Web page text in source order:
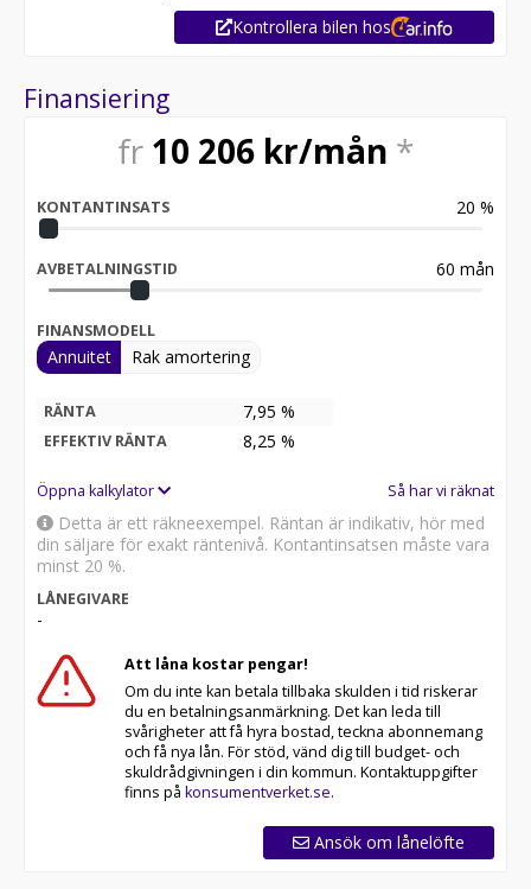
Kontrollera bilen hos
Finansiering
fr 10 206 kr/mån *
KONTANTINSATS 20 %
AVBETALNINGSTID 60 mån
FINANSMODELL
Annuitet Rak amortering
RÄNTA 7,95 %
EFFEKTIV RÄNTA 8,25 %
Öppna kalkylator Så har vi räknat
Detta är ett räkneexempel. Räntan är indikativ, hör med
din säljare för exakt räntenivå. Kontantinsatsen måste vara
minst 20 %.
LÅNEGIVARE
-
Att låna kostar pengar!
Om du inte kan betala tillbaka skulden i tid riskerar
du en betalningsanmärkning. Det kan leda till
svårigheter att få hyra bostad, teckna abonnemang
och få nya lån. För stöd, vänd dig till budget- och
skuldrådgivningen i din kommun. Kontaktuppgifter
finns på konsumentverket.se.
Ansök om lånelöfte